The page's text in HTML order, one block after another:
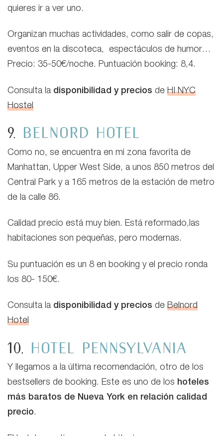
quieres ir a ver uno.
Organizan muchas actividades, como salir de copas,
eventos en la discoteca, espectáculos de humor…
Precio: 35-50€/noche. Puntuación booking: 8,4.
Consulta la disponibilidad y precios de HI NYC
Hostel
9. Belnord Hotel
Como no, se encuentra en mi zona favorita de
Manhattan, Upper West Side, a unos 850 metros del
Central Park y a 165 metros de la estación de metro
de la calle 86.
Calidad precio está muy bien. Está reformado,las
habitaciones son pequeñas, pero modernas.
Su puntuación es un 8 en booking y el precio ronda
los 80- 150€.
Consulta la disponibilidad y precios de Belnord
Hotel
10. Hotel Pennsylvania
Y llegamos a la última recomendación, otro de los
bestsellers de booking. Este es uno de los hoteles
más baratos de Nueva York en relación calidad
precio.